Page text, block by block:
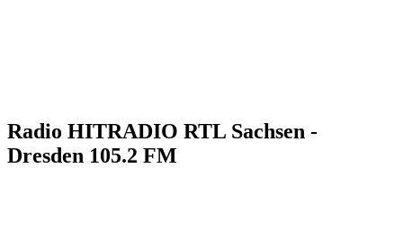
Radio HITRADIO RTL Sachsen -
Dresden 105.2 FM